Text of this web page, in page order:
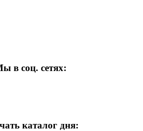
в соц. сетях:
каталог дня: